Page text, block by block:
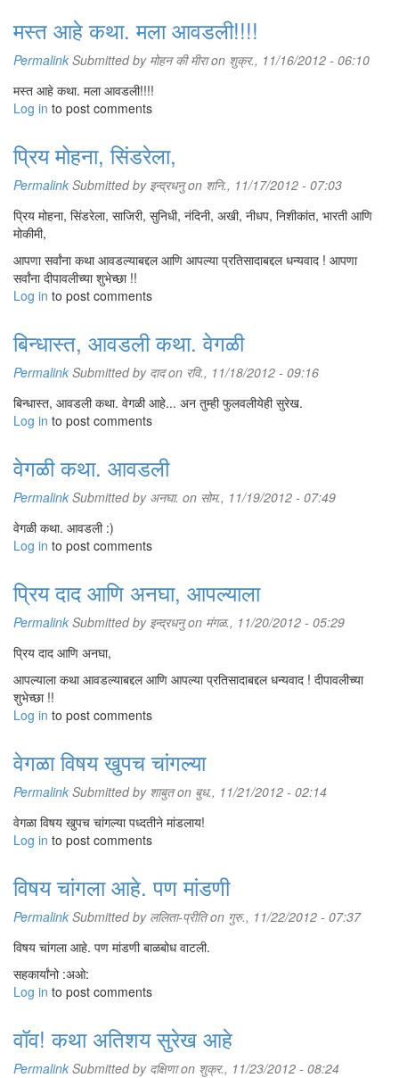
मस्त आहे कथा. मला आवडली!!!!
Permalink Submitted by मोहन की मीराon शुक्र., 11/16/2012 - 06:10
मस्त आहे कथा. मला आवडली!!!!
Log in to post comments
प्रिय मोहना, सिंडरेला,
Permalink Submitted by इन्द्रधनुon शनि., 11/17/2012 - 07:03
प्रिय मोहना, सिंडरेला, साजिरी, सुनिधी, नंदिनी, अखी, नीधप, निशीकांत, भारती आणि
मोकीमी,
आपणा सर्वांना कथा आवडल्याबद्दल आणि आपल्या प्रतिसादाबद्दल धन्यवाद ! आपणा
सर्वांना दीपावलीच्या शुभेच्छा !!
Log in to post comments
बिन्धास्त, आवडली कथा. वेगळी
Permalink Submitted by दादon रवि., 11/18/2012 - 09:16
बिन्धास्त, आवडली कथा. वेगळी आहे... अन तुम्ही फुलवलीयेही सुरेख.
Log in to post comments
वेगळी कथा. आवडली
Permalink Submitted by अनघा. on सोम., 11/19/2012 - 07:49
वेगळी कथा. आवडली :)
Log in to post comments
प्रिय दाद आणि अनघा, आपल्याला
Permalink Submitted by इन्द्रधनुon मंगळ., 11/20/2012 - 05:29
प्रिय दाद आणि अनघा,
आपल्याला कथा आवडल्याबद्दल आणि आपल्या प्रतिसादाबद्दल धन्यवाद ! दीपावलीच्या
शुभेच्छा !!
Log in to post comments
वेगळा विषय खुपच चांगल्या
Permalink Submitted by शाबुतon बुध., 11/21/2012 - 02:14
वेगळा विषय खुपच चांगल्या पध्दतीने मांडलाय!
Log in to post comments
विषय चांगला आहे. पण मांडणी
Permalink Submitted by ललिता-प्रीतिon गुरु., 11/22/2012 - 07:37
विषय चांगला आहे. पण मांडणी बाळबोध वाटली.
सहकार्यांनो :अओ:
Log in to post comments
वॉव! कथा अतिशय सुरेख आहे
Permalink Submitted by दक्षिणाon शुक्र., 11/23/2012 - 08:24